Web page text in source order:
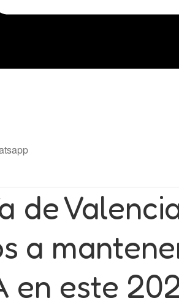
de
a
en este